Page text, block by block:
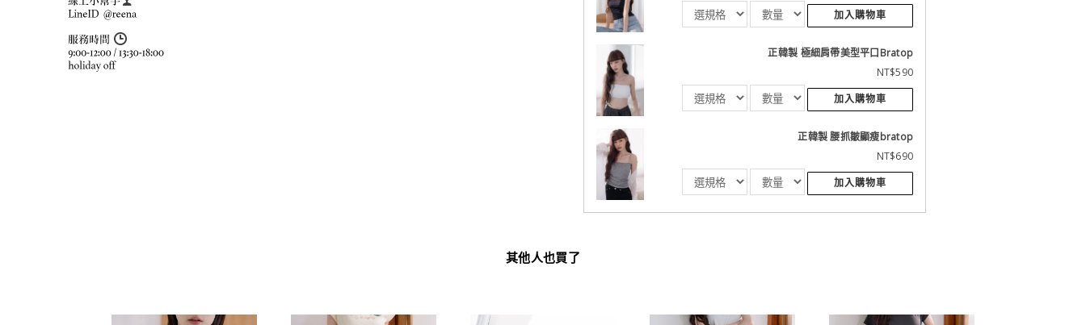
加入購物車
正韓製 極細肩帶美型平口Bratop
NT$590
加入購物車
正韓製 腰抓皺顯瘦bratop
NT$690
加入購物車
其他人也買了